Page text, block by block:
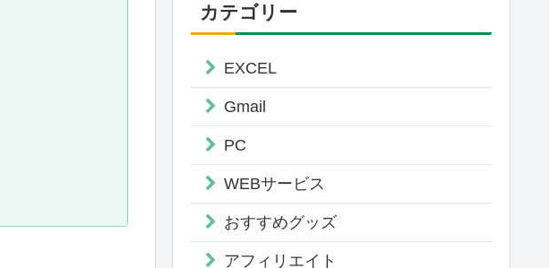
カテゴリー
EXCEL
Gmail
PC
WEBサービス
おすすめグッズ
アフィリエイト